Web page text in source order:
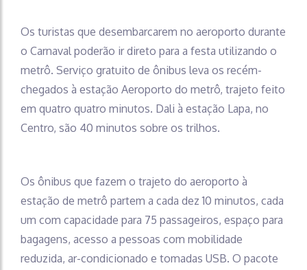
Os turistas que desembarcarem no aeroporto durante
o Carnaval poderão ir direto para a festa utilizando o
metrô. Serviço gratuito de ônibus leva os recém-
chegados à estação Aeroporto do metrô, trajeto feito
em quatro quatro minutos. Dali à estação Lapa, no
Centro, são 40 minutos sobre os trilhos.
Os ônibus que fazem o trajeto do aeroporto à
estação de metrô partem a cada dez 10 minutos, cada
um com capacidade para 75 passageiros, espaço para
bagagens, acesso a pessoas com mobilidade
reduzida, ar-condicionado e tomadas USB. O pacote